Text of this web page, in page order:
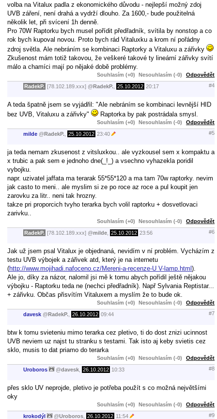
volba na Vitalux padla z ekonomického důvodu - nejlepší možný zdoj
UVB záření, není drahá a vydrží dlouho. Za 1600,- bude použitelná
několik let, při svícení 1h denně.
Pro 70W Raptorku bych musel pořídit předřadník, svítila by nonstop a co
rok bych kupoval novou. Proto bych rád Vitaluxku a krom ní pořádny
zdroj světla. Ale nebráním se kombinaci Raptorky a Vitaluxu a zářivky
Zkušenost mám totiž takovou, že veškeré takové ty lineární zářivky svítí
málo a chamíci mají po nějaké době problémy.
Souhlasím (+0) Nesouhlasím (-0) Odpovědět
RadekP. [78.102.189.xxx] @RadekP. 25.10.2012 20:17 #4
A teda špatně jsem se vyjádřil: "Ale nebráním se kombinaci levnější HID
bez UVB, Vitaluxu a zářivky"
Raptorka by pak postrádala smysl.
Souhlasím (+0) Nesouhlasím (-0) Odpovědět
milde @RadekP. 25.10.2012 23:40 #5
ja teda nemam zkusenost z vitsluxkou.. ale vyzkousel sem x kompaktu a
x trubic a pak sem e jednoho dne(_!_) a vsechno vyhazekla poridil
vybojku.
napr. uzivatel jaffata ma terarak 55*55*120 a ma tam 70w raptorky. nevim
jak casto to meni.. ale myslim si ze po roce az roce a pul koupit jen
zarovku za litr.. neni tak hrozny.
takze pri proporcich tvyho terarka bych volil raptorku + dosvetlovaci
zarivku..
Souhlasím (+0) Nesouhlasím (-0) Odpovědět
RadekP. [78.102.189.xxx] @milde 25.10.2012 23:56 #6
Jak už jsem psal Vitalux je objednaná, nevidím v ní problém. Vycházím z
testu UVB výbojek a zářivek atd, který je na internetu
(http://www.mojihadi.nafoceno.cz/Mereni-a-recenze-U V-lamp.html).
Ale jo, díky za názor, nalomil jsi mě k tomu abych pořídil ještě nějakou
výbojku - Raptorku teda ne (nechci předřadník). Např Sylvania Reptistar...
+ zářivku. Občas přisvítím Vitaluxem a myslím že to bude ok.
Souhlasím (+0) Nesouhlasím (-0) Odpovědět
davesk @RadekP. 26.10.2012 09:44 #7
btw k tomu svieteniu mimo terarka cez pletivo, ti do dost znizi ucinnost
UVB neviem uz najst tu stranku s testami. Tak isto aj keby svietis cez
sklo, musis to dat priamo do terarka
Souhlasím (+0) Nesouhlasím (-0) Odpovědět
Uroboros @davesk 26.10.2012 10:33 #8
přes sklo UV neprojde, pletivo je potřeba použít s co možná největšími
oky
Souhlasím (+0) Nesouhlasím (-0) Odpovědět
krokodýl @Uroboros 26.10.2012 11:54 #9